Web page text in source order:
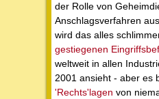
der Rolle von
Anschlagsverfahren
wird das alles
gestiegenen
weltweit in allen
2001 ansieht - aber es
'Rechts'lagen von